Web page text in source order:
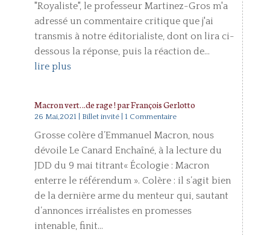
"Royaliste", le professeur Martinez-Gros m'a
adressé un commentaire critique que j'ai
transmis à notre éditorialiste, dont on lira ci-
dessous la réponse, puis la réaction de...
lire plus
Macron vert…de rage ! par François Gerlotto
26 Mai,2021 Billet invité| 1 Commentaire
Grosse colère d’Emmanuel Macron, nous
dévoile Le Canard Enchaîné, à la lecture du
JDD du 9 mai titrant« Écologie : Macron
enterre le référendum ». Colère : il s’agit bien
de la dernière arme du menteur qui, sautant
d’annonces irréalistes en promesses
intenable, finit...